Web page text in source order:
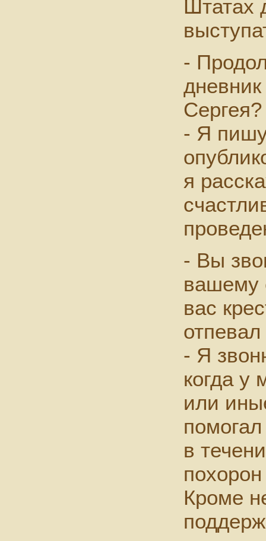
Штатах
-
Сергея?
- Я пишу
я
- Вы
вашему
вас
- Я
когда у
или
в
Кроме